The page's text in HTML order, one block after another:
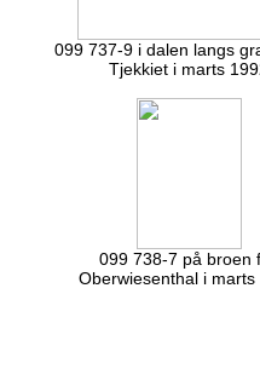
099 737-9 i dalen langs
Tjekkiet i marts
099 738-7 på broen
Oberwiesenthal i marts